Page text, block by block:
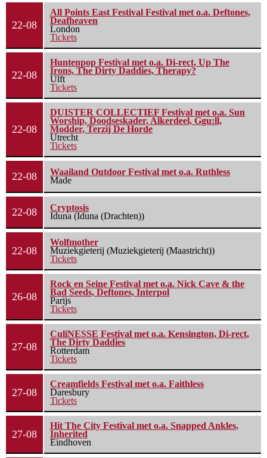
22-08
All Points East Festival Festival met o.a. Deftones,
Deafheaven
London
Tickets
22-08
Huntenpop Festival met o.a. Di-rect, Up The
Irons, The Dirty Daddies, Therapy?
Ulft
Tickets
22-08
DUISTER COLLECTIEF Festival met o.a. Sun
Worship, Doodseskader, Alkerdeel, Ggu:ll,
Modder, Terzij De Horde
Utrecht
Tickets
22-08
Waailand Outdoor Festival met o.a. Ruthless
Made
22-08
Cryptosis
Iduna (Iduna (Drachten))
22-08
Wolfmother
Muziekgieterij (Muziekgieterij (Maastricht))
Tickets
26-08
Rock en Seine Festival met o.a. Nick Cave & the
Bad Seeds, Deftones, Interpol
Parijs
Tickets
27-08
CuliNESSE Festival met o.a. Kensington, Di-rect,
The Dirty Daddies
Rotterdam
Tickets
27-08
Creamfields Festival met o.a. Faithless
Daresbury
Tickets
27-08
Hit The City Festival met o.a. Snapped Ankles,
Inherited
Eindhoven